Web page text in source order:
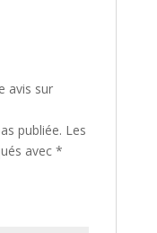
avis sur
publiée. Les
avec *